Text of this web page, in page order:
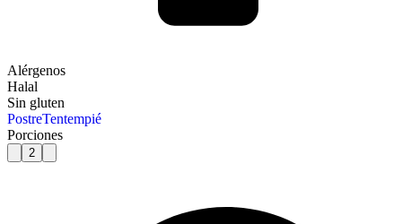
Alérgenos
Halal
Sin gluten
PostreTentempié
Porciones
2